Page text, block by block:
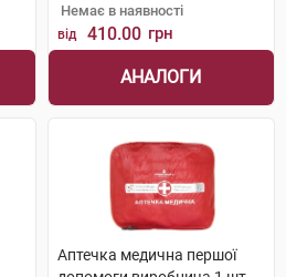
Немає в наявності
від 410.00 грн
АНАЛОГИ
Аптечка медична першої